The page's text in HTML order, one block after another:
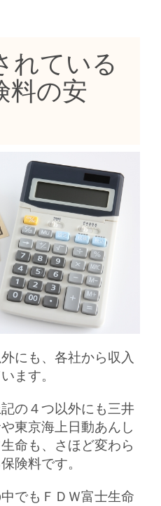
れている
料の安
にも、各社から収入
ます。
の４つ以外にも三井
東京海上日動あんし
命も、さほど変わら
険料です。
でもＦＤＷ富士生命